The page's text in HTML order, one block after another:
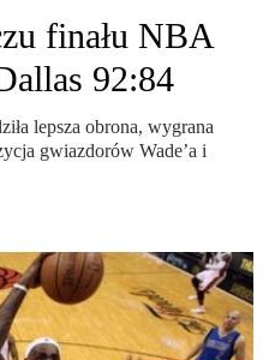
finału NBA
92:84
lepsza obrona, wygrana
gwiazdorów Wade’a i